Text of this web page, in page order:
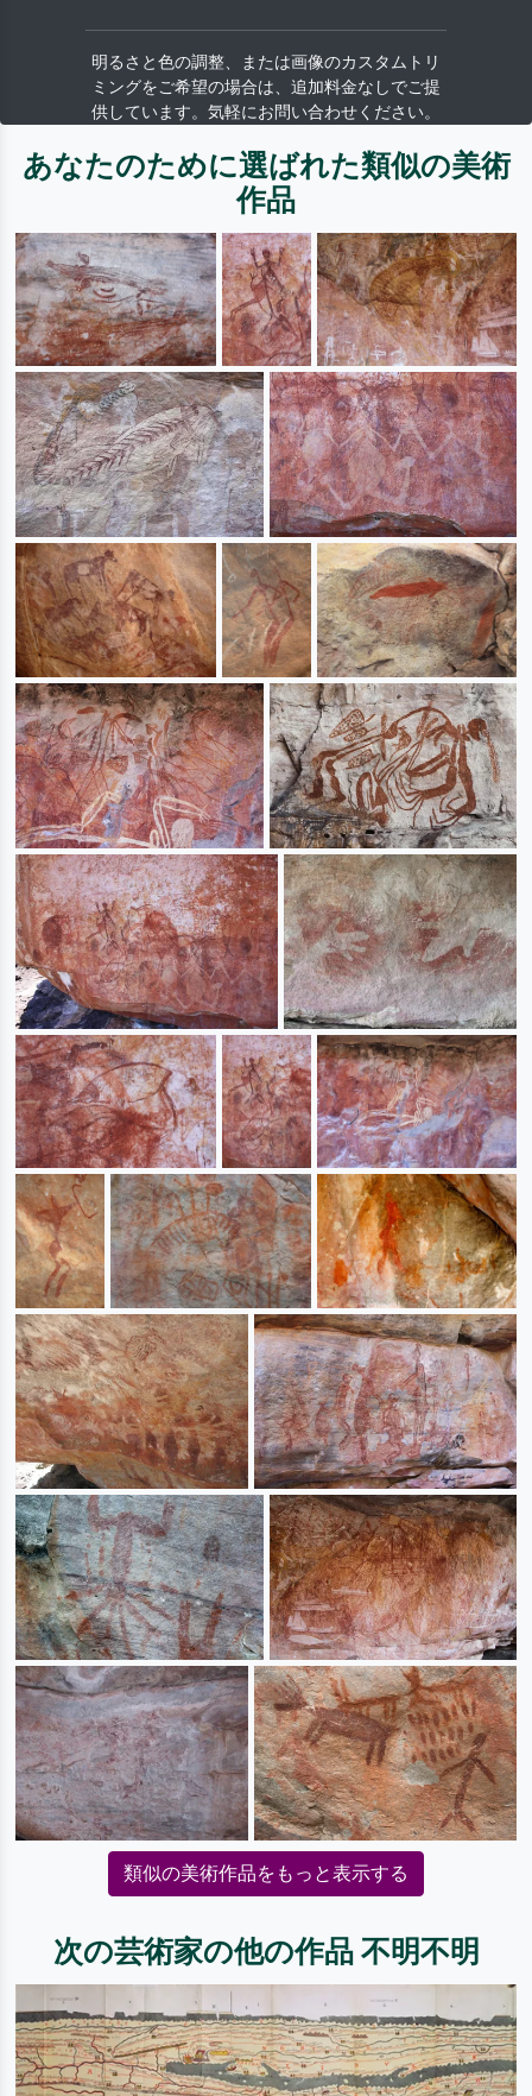
明るさと色の調整、または画像のカスタムトリ
ミングをご希望の場合は、追加料金なしでご提
供しています。気軽にお問い合わせください。
あなたのために選ばれた類似の美術
作品
類似の美術作品をもっと表示する
次の芸術家の他の作品 不明不明